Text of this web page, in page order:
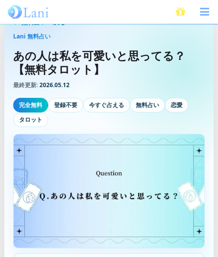
Lani 無料占い
あの人は私を可愛いと思ってる？
【無料タロット】
最終更新:2026.05.12
完全無料 登録不要 今すぐ占える 無料占い
恋愛
タロット